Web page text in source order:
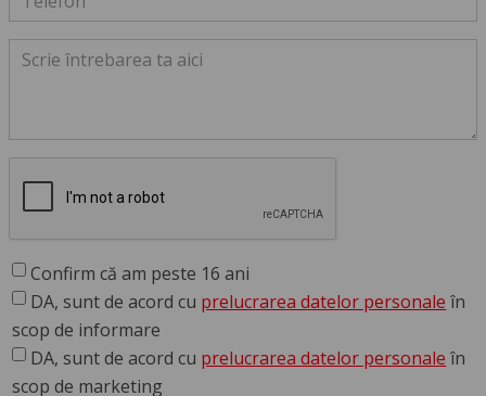
Confirm că am peste 16 ani
DA, sunt de acord cu prelucrarea datelor personale în
scop de informare
DA, sunt de acord cu prelucrarea datelor personale în
scop de marketing